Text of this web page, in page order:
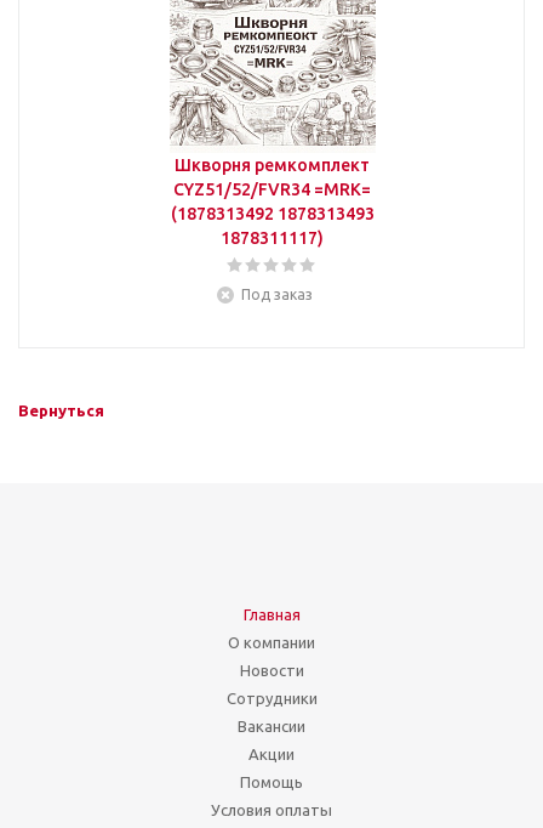
Шкворня ремкомплект
CYZ51/52/FVR34 =MRK=
(1878313492 1878313493
1878311117)
Под заказ
Вернуться
Главная
О компании
Новости
Сотрудники
Вакансии
Акции
Помощь
Условия оплаты